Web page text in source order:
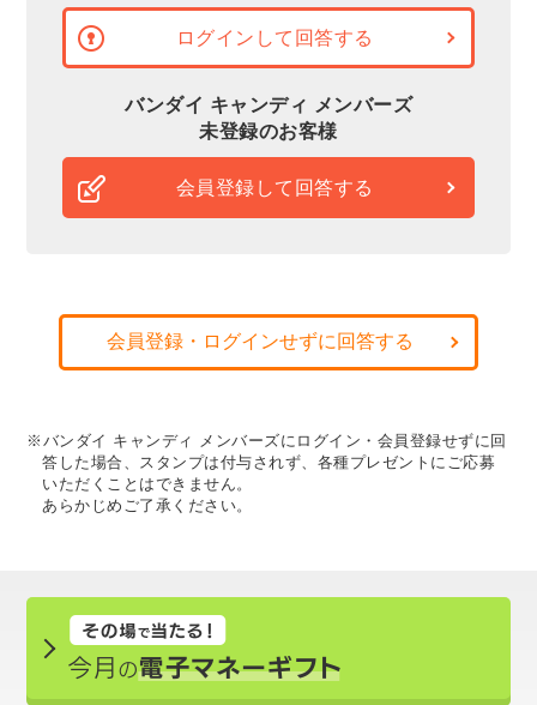
ログインして回答する
バンダイ キャンディ メンバーズ
未登録のお客様
会員登録して回答する
会員登録・ログインせずに回答する
※バンダイ キャンディ メンバーズにログイン・会員登録せずに回
答した場合、スタンプは付与されず、各種プレゼントにご応募
いただくことはできません。
あらかじめご了承ください。